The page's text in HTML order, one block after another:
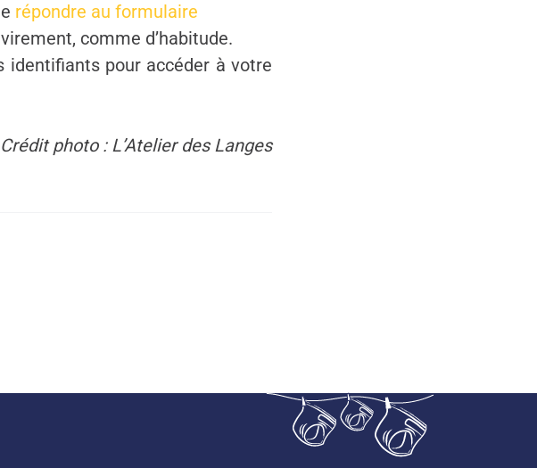
répondre au formulaire
comme d’habitude.
identifiants pour accéder à votre
Crédit photo : L’Atelier des Langes